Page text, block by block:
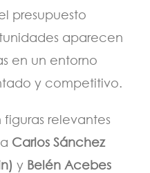
presupuesto
aparecen
en un entorno
y competitivo.
figuras relevantes
Carlos Sánchez
y Belén Acebes